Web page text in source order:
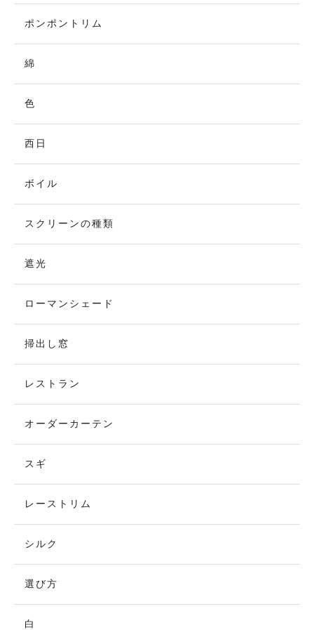
ポンポントリム
綿
色
西日
ボイル
スクリーンの種類
遮光
ローマンシェード
掃出し窓
レストラン
オーダーカーテン
スギ
レーストリム
シルク
選び方
白